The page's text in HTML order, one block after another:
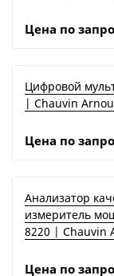
Цена по
Цифровой
| Chauvin
Цена по
Анализатор
измеритель
8220 | Chauvin
Цена по